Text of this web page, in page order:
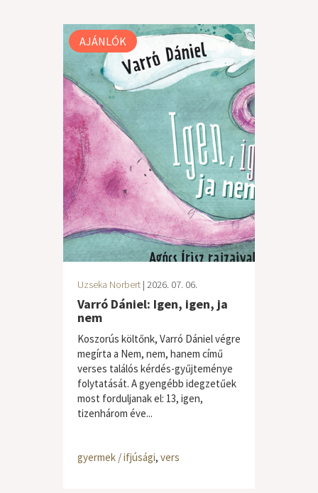
AJÁNLÓK
Uzseka Norbert | 2026. 07. 06.
Varró Dániel: Igen, igen, ja
nem
Koszorús költőnk, Varró Dániel végre
megírta a Nem, nem, hanem című
verses találós kérdés-gyűjteménye
folytatását. A gyengébb idegzetűek
most forduljanak el: 13, igen,
tizenhárom éve...
gyermek / ifjúsági, vers